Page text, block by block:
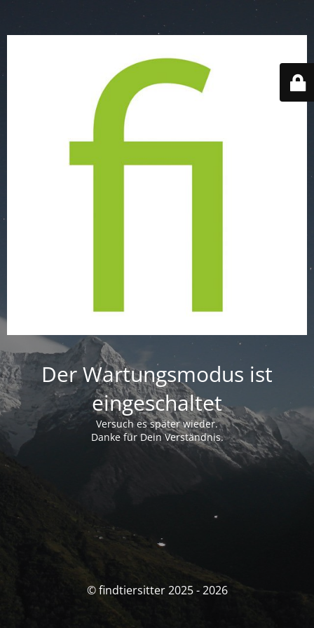
Der Wartungsmodus ist
eingeschaltet
Versuch es später wieder.
Danke für Dein Verständnis.
© findtiersitter 2025 - 2026